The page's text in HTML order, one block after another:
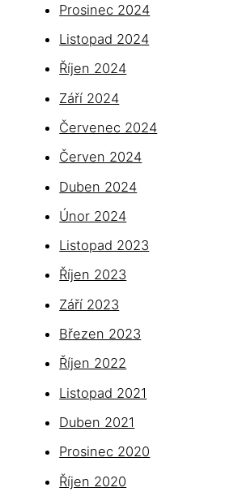
Prosinec 2024
Listopad 2024
Říjen 2024
Září 2024
Červenec 2024
Červen 2024
Duben 2024
Únor 2024
Listopad 2023
Říjen 2023
Září 2023
Březen 2023
Říjen 2022
Listopad 2021
Duben 2021
Prosinec 2020
Říjen 2020